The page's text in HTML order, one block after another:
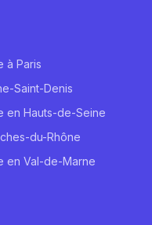
à Paris
Saint-Denis
en Hauts-de-Seine
du-Rhône
en Val-de-Marne